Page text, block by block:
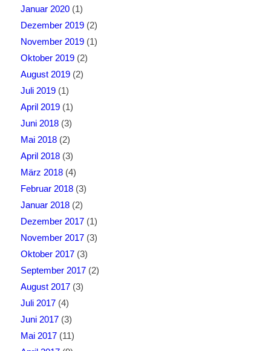
Januar 2020(1)
Dezember 2019(2)
November 2019(1)
Oktober 2019(2)
August 2019(2)
Juli 2019(1)
April 2019(1)
Juni 2018(3)
Mai 2018(2)
April 2018(3)
März 2018(4)
Februar 2018(3)
Januar 2018(2)
Dezember 2017(1)
November 2017(3)
Oktober 2017(3)
September 2017(2)
August 2017(3)
Juli 2017(4)
Juni 2017(3)
Mai 2017(11)